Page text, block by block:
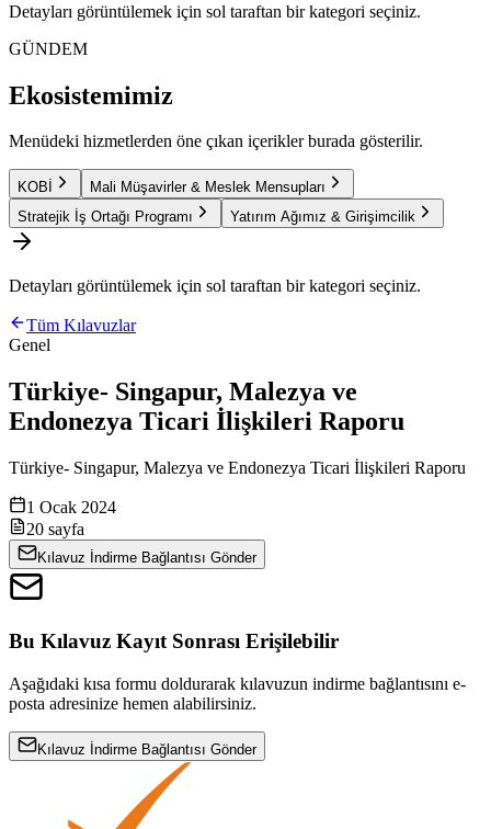
Detayları görüntülemek için sol taraftan bir kategori seçiniz.
GÜNDEM
Ekosistemimiz
Menüdeki hizmetlerden öne çıkan içerikler burada gösterilir.
KOBİ
Mali Müşavirler & Meslek Mensupları
Stratejik İş Ortağı Programı
Yatırım Ağımız & Girişimcilik
Detayları görüntülemek için sol taraftan bir kategori seçiniz.
Tüm Kılavuzlar
Genel
Türkiye- Singapur, Malezya ve
Endonezya Ticari İlişkileri Raporu
Türkiye- Singapur, Malezya ve Endonezya Ticari İlişkileri Raporu
1 Ocak 2024
20 sayfa
Kılavuz İndirme Bağlantısı Gönder
Bu Kılavuz Kayıt Sonrası Erişilebilir
Aşağıdaki kısa formu doldurarak kılavuzun indirme bağlantısını e-
posta adresinize hemen alabilirsiniz.
Kılavuz İndirme Bağlantısı Gönder